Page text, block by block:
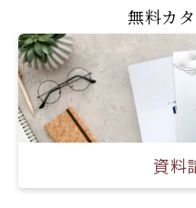
無料カ
資料